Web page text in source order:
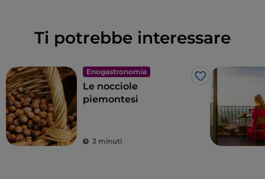
Ti potrebbe interessare
Enogastronomia
Like
Le nocciole
piemontesi
3 minuti